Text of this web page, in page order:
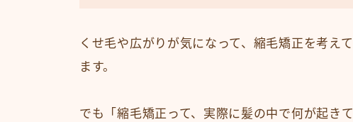
くせ毛や広がりが気になって、縮毛矯正を考え
ます。
でも「縮毛矯正って、実際に髪の中で何が起き